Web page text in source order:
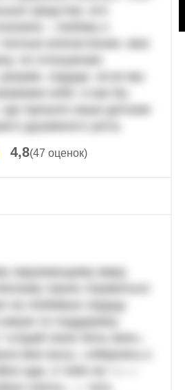
сердце. если мы
душевного уюта.
4,8(47 оценок)
окружающему миру.
на любимые сердцу
то поддержку,
иди, я тебя не ! » —